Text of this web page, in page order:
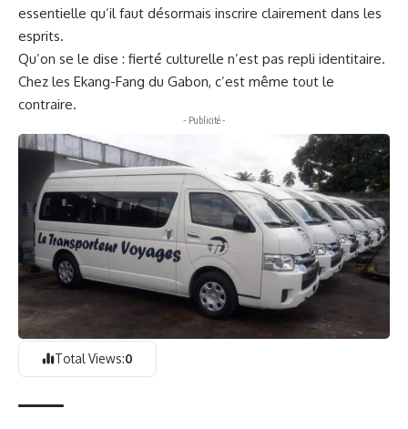
essentielle qu’il faut désormais inscrire clairement dans les
esprits.
Qu’on se le dise : fierté culturelle n’est pas repli identitaire.
Chez les Ekang-Fang du Gabon, c’est même tout le
contraire.
- Publicité -
Total Views:0